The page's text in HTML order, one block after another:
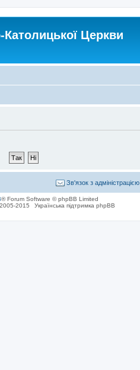
Церкви
Зв'язок з адміністрацією
® Forum Software © phpBB Limited
2015
Українська підтримка phpBB